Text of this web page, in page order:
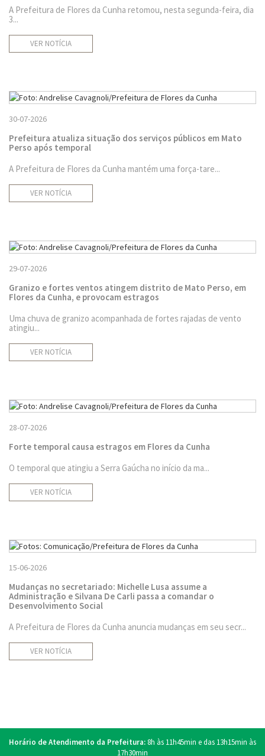
A Prefeitura de Flores da Cunha retomou, nesta segunda-feira, dia
3...
VER NOTÍCIA
30-07-2026
Prefeitura atualiza situação dos serviços públicos em Mato
Perso após temporal
A Prefeitura de Flores da Cunha mantém uma força-tare...
VER NOTÍCIA
29-07-2026
Granizo e fortes ventos atingem distrito de Mato Perso, em
Flores da Cunha, e provocam estragos
Uma chuva de granizo acompanhada de fortes rajadas de vento
atingiu...
VER NOTÍCIA
28-07-2026
Forte temporal causa estragos em Flores da Cunha
O temporal que atingiu a Serra Gaúcha no início da ma...
VER NOTÍCIA
15-06-2026
Mudanças no secretariado: Michelle Lusa assume a
Administração e Silvana De Carli passa a comandar o
Desenvolvimento Social
A Prefeitura de Flores da Cunha anuncia mudanças em seu secr...
VER NOTÍCIA
Horário de Atendimento da Prefeitura:8h às 11h45min e das 13h15min às
17h30min